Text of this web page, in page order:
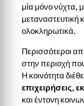
μία μόνο νύχτα,
μεταναστευτική
ολοκληρωτικά.
Περισσότεροι
στην περιοχή
Η κοινότητα
επιχειρήσεις,
και έντονη